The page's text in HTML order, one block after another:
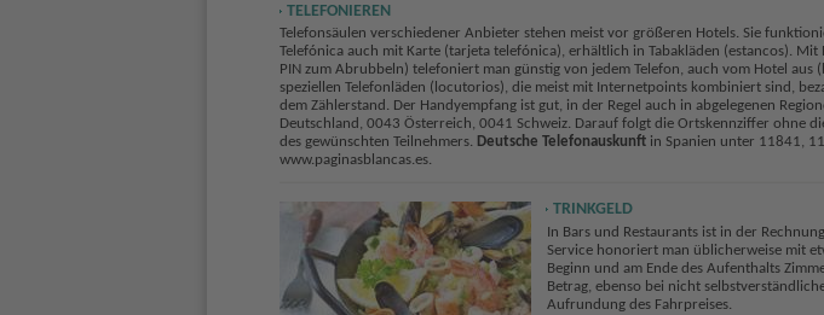
TELEFONIEREN
Telefonsäulen verschiedener Anbieter stehen meist vor größeren Hotels. Sie
Telefónica auch mit Karte (tarjeta telefónica), erhältlich in Tabakläden (estancos).
PIN zum Abrubbeln) telefoniert man günstig von jedem Telefon, auch vom Hotel aus
speziellen Telefonläden (locutorios), die meist mit Internetpoints kombiniert sind,
dem Zählerstand. Der Handyempfang ist gut, in der Regel auch in abgelegenen
Deutschland, 0043 Österreich, 0041 Schweiz. Darauf folgt die Ortskennziffer ohne
des gewünschten Teilnehmers. Deutsche Telefonauskunftin Spanien unter 11841,
www.paginasblancas.es.
TRINKGELD
In Bars und Restaurants ist in der
Service honoriert man üblicherweise mit
Beginn und am Ende des Aufenthalts
Betrag, ebenso bei nicht
Aufrundung des Fahrpreises.